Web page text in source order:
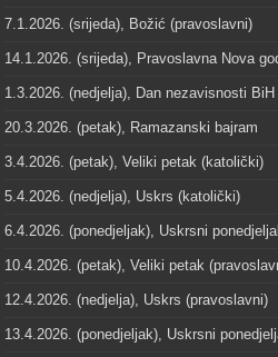
7.1.2026. (srijeda), Božić (pravoslavni)
14.1.2026. (srijeda), Pravoslavna Nova
1.3.2026. (nedjelja), Dan nezavisnosti BiH
20.3.2026. (petak), Ramazanski bajram
3.4.2026. (petak), Veliki petak (katolički)
5.4.2026. (nedjelja), Uskrs (katolički)
6.4.2026. (ponedjeljak), Uskrsni
10.4.2026. (petak), Veliki petak
12.4.2026. (nedjelja), Uskrs (pravoslavni)
13.4.2026. (ponedjeljak), Uskrsni